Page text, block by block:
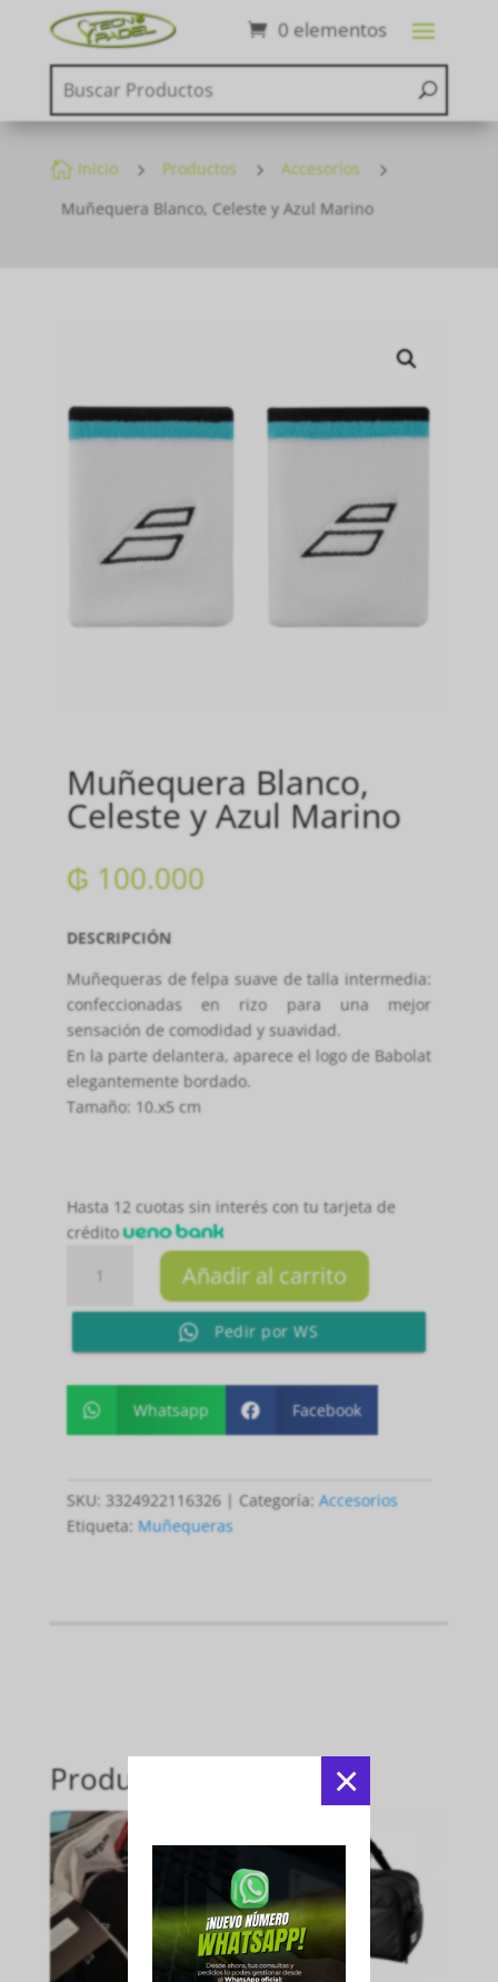
×
0 elementos
 Inicio 5 Productos 5 Accesorios 5
Muñequera Blanco, Celeste y Azul Marino
Muñequera Blanco,
Celeste y Azul Marino
₲ 100.000
DESCRIPCIÓN
Muñequeras de felpa suave de talla intermedia:
confeccionadas en rizo para una mejor
sensación de comodidad y suavidad.
En la parte delantera, aparece el logo de Babolat
elegantemente bordado.
Tamaño: 10.x5 cm
Hasta 12 cuotas sin interés con tu tarjeta de
crédito
Blanco,
Celeste
Azul
Marino
cantidad
Añadir al carrito
Pedir por WS
 Whatsapp  Facebook
SKU: 3324922116326 Categoría: Accesorios
Etiqueta: Muñequeras
Productos relacionados